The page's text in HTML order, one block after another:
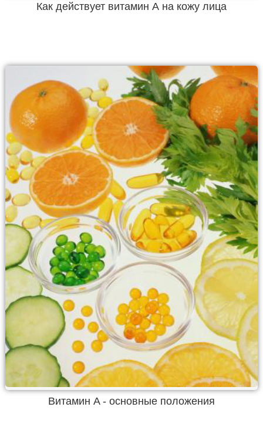
Как действует витамин А на кожу лица
Витамин A - основные положения